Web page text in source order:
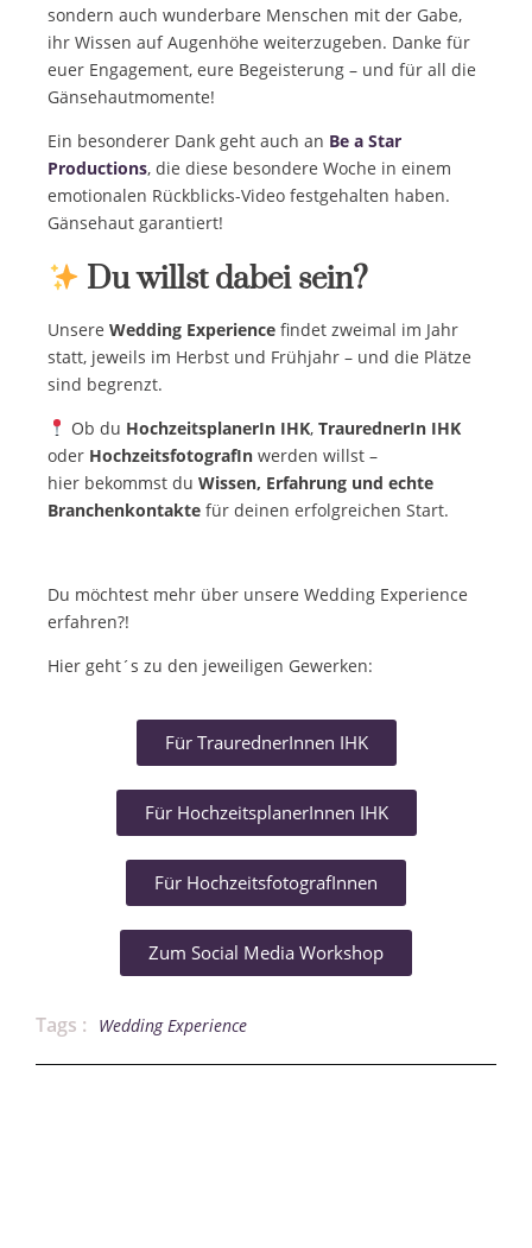
sondern auch wunderbare Menschen mit der Gabe,
ihr Wissen auf Augenhöhe weiterzugeben. Danke für
euer Engagement, eure Begeisterung – und für all die
Gänsehautmomente!
Ein besonderer Dank geht auch an Be a Star
Productions, die diese besondere Woche in einem
emotionalen Rückblicks-Video festgehalten haben.
Gänsehaut garantiert!
Du willst dabei sein?
Unsere Wedding Experience findet zweimal im Jahr
statt, jeweils im Herbst und Frühjahr – und die Plätze
sind begrenzt.
Ob du HochzeitsplanerIn IHK, TraurednerIn IHK
oder HochzeitsfotografIn werden willst –
hier bekommst du Wissen, Erfahrung und echte
Branchenkontakte für deinen erfolgreichen Start.
Du möchtest mehr über unsere Wedding Experience
erfahren?!
Hier geht´s zu den jeweiligen Gewerken:
Für TraurednerInnen IHK
Für HochzeitsplanerInnen IHK
Für HochzeitsfotografInnen
Zum Social Media Workshop
Tags : Wedding Experience